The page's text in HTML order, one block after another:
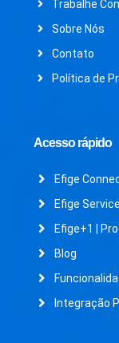
Trabalhe
Sobre Nós
Contato
Política de
Acesso rápido
Efige
Efige
Efige+1 |
Blog
Integração